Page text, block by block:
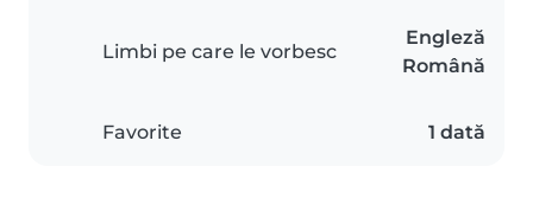
Limbi pe care le vorbesc
Engleză
Română
Favorite 1 dată